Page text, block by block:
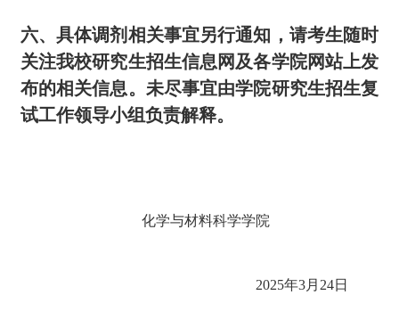
六、具体调剂相关事宜另行通知，请考生随时
关注我校研究生招生信息网及各学院网站上发
布的相关信息。未尽事宜由学院研究生招生复
试工作领导小组负责解释。
化学与材料科学学院
2025年3月 24日